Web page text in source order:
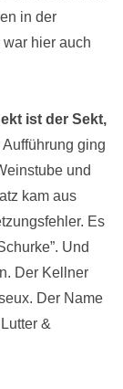
in der
war hier auch
ist der Sekt,
ging
und
kam aus
Es
Und
Der Kellner
Der Name
&